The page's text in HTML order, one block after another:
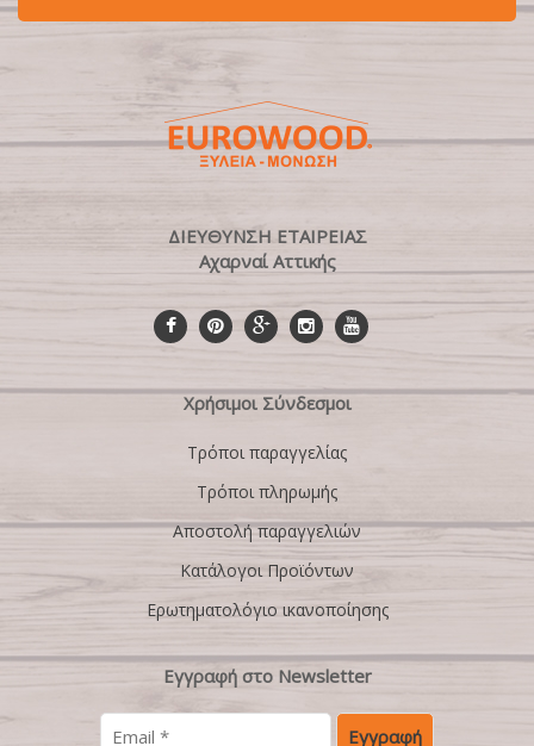
ΔΙΕΥΘΥΝΣΗ ΕΤΑΙΡΕΙΑΣ
Αχαρναί Αττικής
Χρήσιμοι Σύνδεσμοι
Τρόποι παραγγελίας
Τρόποι πληρωμής
Αποστολή παραγγελιών
Κατάλογοι Προϊόντων
Ερωτηματολόγιο ικανοποίησης
Εγγραφή στο Newsletter